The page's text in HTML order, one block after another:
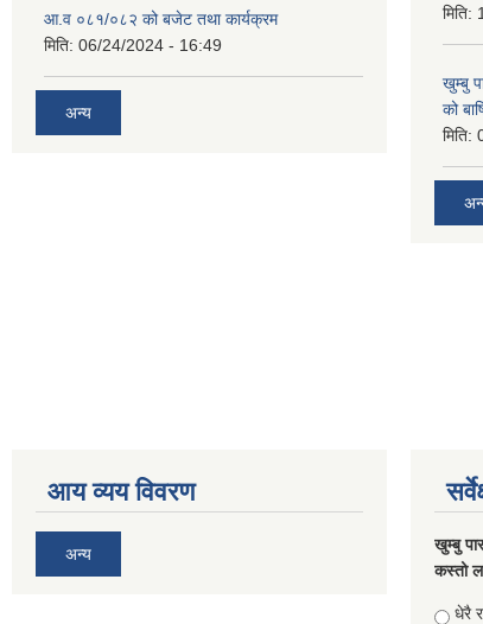
आ.व ०८१/०८२ को बजेट तथा कार्यक्रम
मिति: 06/24/2024 - 16:49
अन्य
मिति:
खुम्बु
को
मिति:
आय व्यय विवरण
अन्य
खुम्बु
कस्तो
धेरै